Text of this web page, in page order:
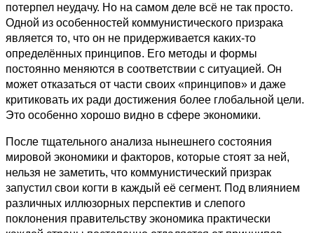
потерпел неудачу. Но на самом деле всё не так просто.
Одной из особенностей коммунистического призрака
является то, что он не придерживается каких-то
определённых принципов. Его методы и формы
постоянно меняются в соответствии с ситуацией. Он
может отказаться от части своих «принципов» и даже
критиковать их ради достижения более глобальной цели.
Это особенно хорошо видно в сфере экономики.
После тщательного анализа нынешнего состояния
мировой экономики и факторов, которые стоят за ней,
нельзя не заметить, что коммунистический призрак
запустил свои когти в каждый её сегмент. Под влиянием
различных иллюзорных перспектив и слепого
поклонения правительству экономика практически